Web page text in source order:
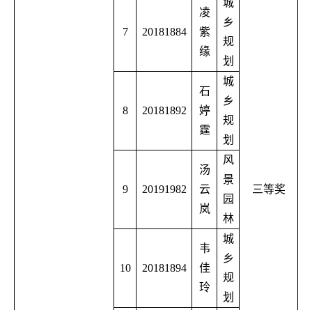
7 20181884
凌
紫
缘
城
乡
规
划
三等奖
8 20181892
石
婷
霆
城
乡
规
划
9 20191982
汤
云
岚
风
景
园
林
10 20181894
韦
佳
玲
城
乡
规
划